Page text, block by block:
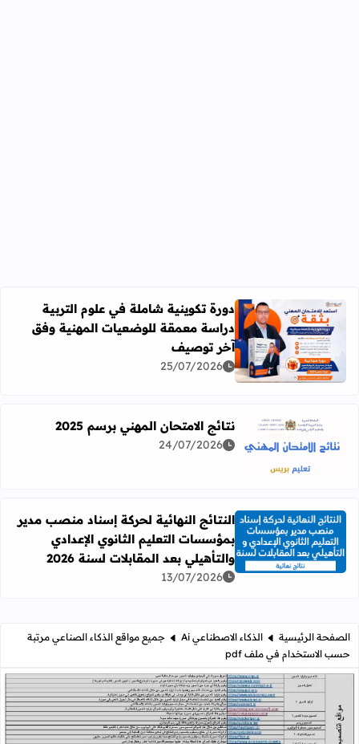
اقرأ المزيد عن دورة تكوينية شاملة في علوم التربية
دورة تكوينية شاملة في علوم التربية
دراسة معمقة للوضعيات المهنية وفق
آخر توصيف
25/07/2026
اقرأ المزيد عن نتائج الامتحان المهني برسم 2025
نتائج الامتحان المهني برسم 2025
24/07/2026
اقرأ المزيد عن النتائج النهائية لحركة إسناد منصب مدير
النتائج النهائية لحركة إسناد منصب مدير
بمؤسسات التعليم الثانوي الإعدادي
والتأهيلي بعد المقابلات لسنة 2026
13/07/2026
الصفحة الرئيسية الذكاء الاصطناعي Ai
جميع مواقع الذكاء الصناعي مرتبة
حسب الاستخدام في ملف pdf